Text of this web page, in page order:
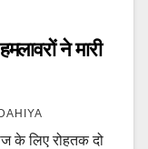
ने मारी
के लिए रोहतक दो